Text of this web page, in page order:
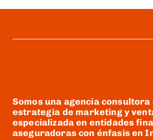
Somos una agencia consultora
estrategia de marketing y
especializada en entidades
aseguradoras con énfasis en